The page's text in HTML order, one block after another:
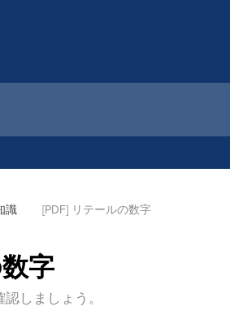
識 [PDF] リテールの数字
字
しましょう。